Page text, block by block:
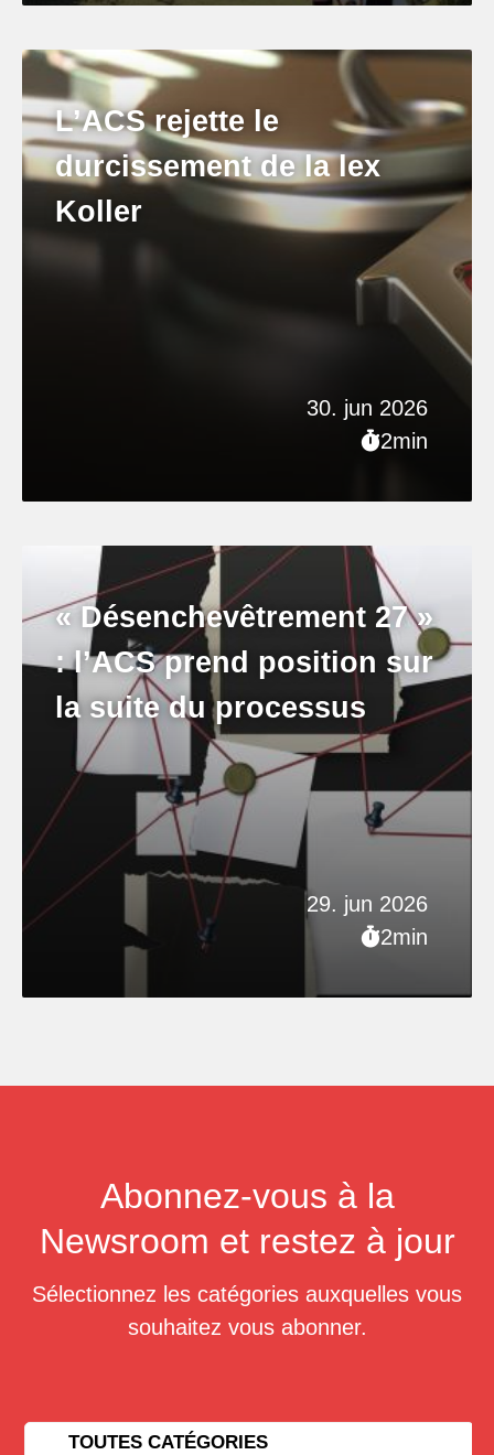
30. jun 2026
2min
L’ACS rejette le
durcissement de la lex
Koller
29. jun 2026
2min
« Désenchevêtrement 27 »
: l’ACS prend position sur
la suite du processus
Abonnez-vous à la
Newsroom et restez à jour
Sélectionnez les catégories auxquelles vous
souhaitez vous abonner.
TOUTES CATÉGORIES